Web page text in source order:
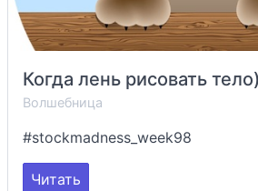
Когда лень рисовать тело)
Волшебница
#stockmadness_week98
Читать